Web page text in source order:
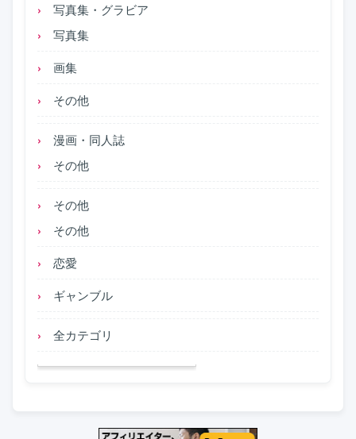
写真集・グラビア
写真集
画集
その他
漫画・同人誌
その他
その他
その他
恋愛
ギャンブル
全カテゴリ